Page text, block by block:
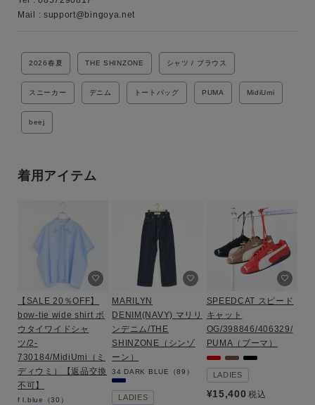
カテゴリ
サイズ
Mail : support@bingoya.net
2026春夏 THE SHINZONE シャツ / ブラウス
スニーカー デニム トートバッグ PUMA MidiUmi
beej
着用アイテム
【SALE 20％OFF】
bow-tie wide shirt ボ
ウタイワイドシャ
ツ/2-
730184/MidiUmi（ミ
ディウミ）【返品交換
不可】
f l.blue（30）
MARILYN
DENIM(NAVY) マリリ
ンデニム/THE
SHINZONE（シンゾ
ーン）
34 DARK BLUE（89）
LADIES
SPEEDCAT スピード
キャット
OG/398846/406329/
PUMA（プーマ）
LADIES
¥15,400 税込